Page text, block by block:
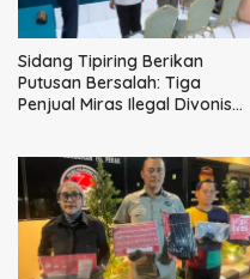
Sidang Tipiring Berikan
Putusan Bersalah: Tiga
Penjual Miras Ilegal Divonis